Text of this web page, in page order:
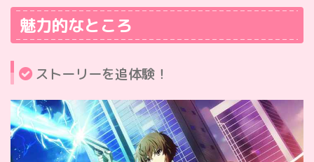
魅力的なところ
ストーリーを追体験！